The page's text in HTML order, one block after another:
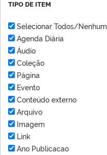
TIPO DE ITEM
Selecionar Todos/Nenhum
Agenda Diária
Áudio
Coleção
Página
Evento
Conteúdo externo
Arquivo
Imagem
Link
Ano Publicacao